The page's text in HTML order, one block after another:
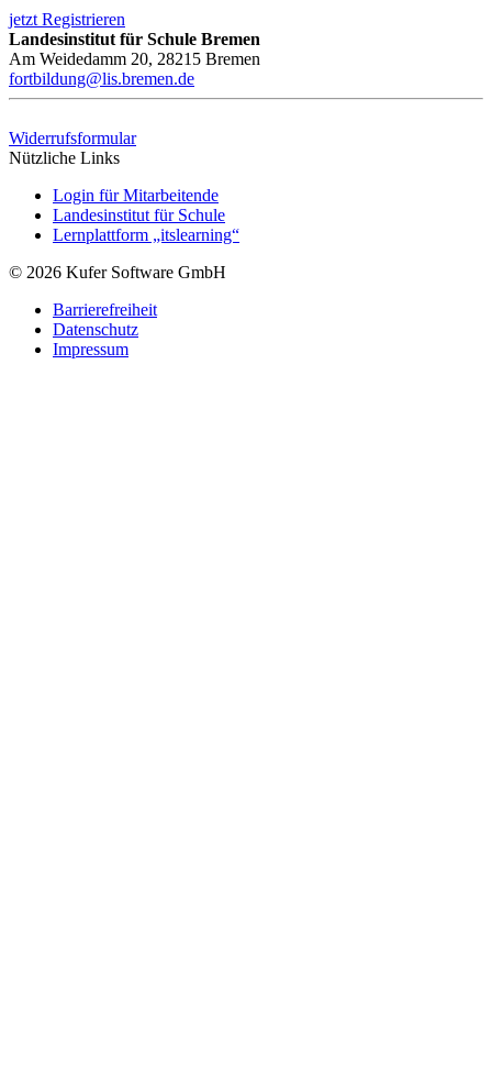
jetzt Registrieren
Landesinstitut für Schule Bremen
Am Weidedamm 20, 28215 Bremen
fortbildung@lis.bremen.de
Widerrufsformular
Nützliche Links
Login für Mitarbeitende
Landesinstitut für Schule
Lernplattform „itslearning“
© 2026 Kufer Software GmbH
Barrierefreiheit
Datenschutz
Impressum